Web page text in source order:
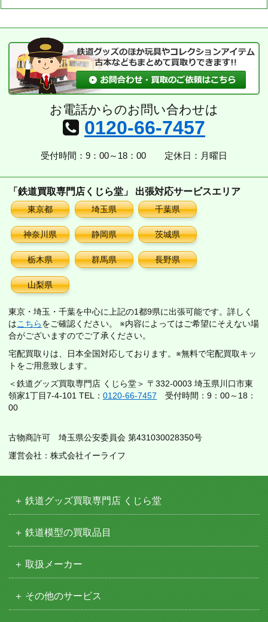
お電話からのお問い合わせは
0120-66-7457
受付時間：9：00～18：00 定休日：月曜日
「鉄道買取専門店くじら堂」 出張対応サービスエリア
東京都 埼玉県 千葉県
神奈川県 静岡県 茨城県
栃木県 群馬県 長野県
山梨県
東京・埼玉・千葉を中心に上記の1都9県に出張可能です。詳しく
はこちらをご確認ください。 ※内容によってはご希望にそえない場
合がございますのでご了承ください。
宅配買取りは、日本全国対応しております。※無料で宅配買取キッ
トをご用意致します。
＜鉄道グッズ買取専門店 くじら堂＞ 〒332-0003 埼玉県川口市東
領家1丁目7-4-101 TEL： 0120-66-7457 受付時間：9：00～18：
00
古物商許可 埼玉県公安委員会 第431030028350号
運営会社：株式会社イーライフ
鉄道グッズ買取専門店 くじら堂
鉄道模型の買取品目
取扱メーカー
その他のサービス